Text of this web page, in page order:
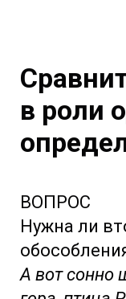
в роли
ВОПРОС
Нужна ли
А вот сонно